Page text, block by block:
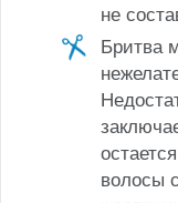
не
Бритва
волосы